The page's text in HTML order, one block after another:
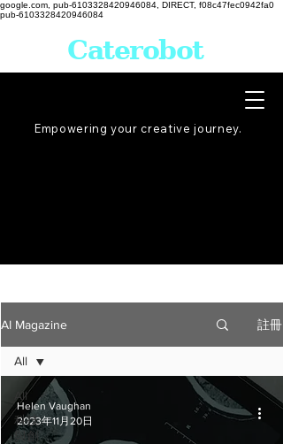
google.com, pub-6103328420946084, DIRECT, f08c47fec0942fa0
pub-6103328420946084
Empowering your creative journey.
Caterobot
AI Magazine 註冊
All
科技
與創
All
Helen Vaughan
2023年11月20日